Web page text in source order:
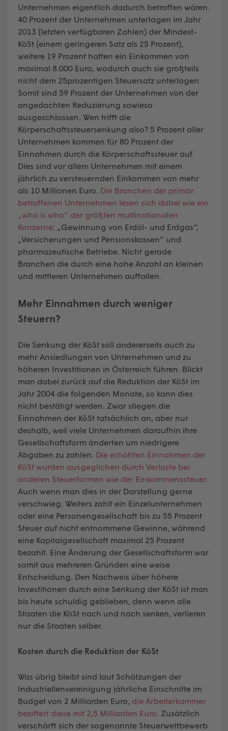
Unternehmen eigentlich dadurch betroffen wären.
40 Prozent der Unternehmen unterlagen im Jahr
2013 (letzten verfügbaren Zahlen) der Mindest-
KöSt (einem geringeren Satz als 25 Prozent),
weitere 19 Prozent hatten ein Einkommen von
maximal 8.000 Euro, wodurch auch sie großteils
nicht dem 25prozentigen Steuersatz unterlagen.
Somit sind 59 Prozent der Unternehmen von der
angedachten Reduzierung sowieso
ausgeschlossen. Wen trifft die
Körperschaftssteuersenkung also? 5 Prozent aller
Unternehmen kommen für 80 Prozent der
Einnahmen durch die Körperschaftssteuer auf.
Dies sind vor allem Unternehmen mit einem
jährlich zu versteuernden Einkommen von mehr
als 10 Millionen Euro. Die Branchen der primär
betroffenen Unternehmen lesen sich dabei wie ein
„who is who“ der größten multinationalen
Konzerne: „Gewinnung von Erdöl- und Erdgas“,
„Versicherungen und Pensionskassen“ und
pharmazeutische Betriebe. Nicht gerade
Branchen die durch eine hohe Anzahl an kleinen
und mittleren Unternehmen auffallen.
Mehr Einnahmen durch weniger
Steuern?
Die Senkung der KöSt soll andererseits auch zu
mehr Ansiedlungen von Unternehmen und zu
höheren Investitionen in Österreich führen. Blickt
man dabei zurück auf die Reduktion der KöSt im
Jahr 2004 die folgenden Monate, so kann dies
nicht bestätigt werden. Zwar stiegen die
Einnahmen der KöSt tatsächlich an, aber nur
deshalb, weil viele Unternehmen daraufhin ihre
Gesellschaftsform änderten um niedrigere
Abgaben zu zahlen. Die erhöhten Einnahmen der
KöSt wurden ausgeglichen durch Verluste bei
anderen Steuerformen wie der Einkommenssteuer.
Auch wenn man dies in der Darstellung gerne
verschwieg. Weiters zahlt ein Einzelunternehmen
oder eine Personengesellschaft bis zu 55 Prozent
Steuer auf nicht entnommene Gewinne, während
eine Kapitalgesellschaft maximal 25 Prozent
bezahlt. Eine Änderung der Gesellschaftsform war
somit aus mehreren Gründen eine weise
Entscheidung. Den Nachweis über höhere
Investitionen durch eine Senkung der KöSt ist man
bis heute schuldig geblieben, denn wenn alle
Staaten die KöSt nach und nach senken, verlieren
nur die Staaten selber.
Kosten durch die Reduktion der KöSt
Was übrig bleibt sind laut Schätzungen der
Industriellenvereinigung jährliche Einschnitte im
Budget von 2 Milliarden Euro, die Arbeiterkammer
beziffert diese mit 2,5 Milliarden Euro . Zusätzlich
verschärft sich der sogenannte Steuerwettbewerb